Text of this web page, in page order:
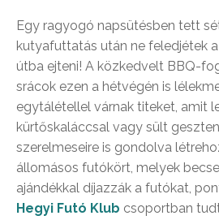
Egy ragyogó napsütésben tett
kutyafuttatás után ne feledjétek
útba ejteni! A közkedvelt BBQ-
srácok ezen a hétvégén is
egytálétellel várnak titeket, amit
kürtőskaláccsal vagy sült
szerelmeseire is gondolva
állomásos futókört, melyek
ajándékkal díjazzák a futókat,
Hegyi Futó Klub csoportban